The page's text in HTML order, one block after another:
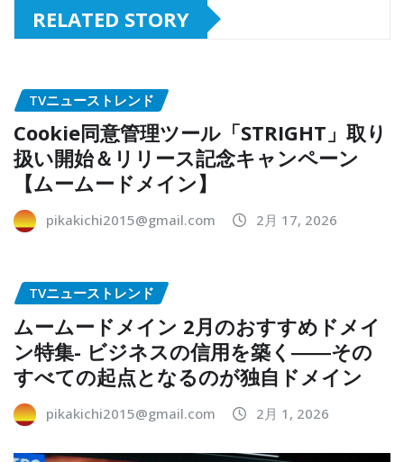
RELATED STORY
TVニューストレンド
Cookie同意管理ツール「STRIGHT」取り
扱い開始＆リリース記念キャンペーン
【ムームードメイン】
pikakichi2015@gmail.com 2月 17, 2026
TVニューストレンド
ムームードメイン 2月のおすすめドメイ
ン特集- ビジネスの信用を築く――その
すべての起点となるのが独自ドメイン
pikakichi2015@gmail.com 2月 1, 2026